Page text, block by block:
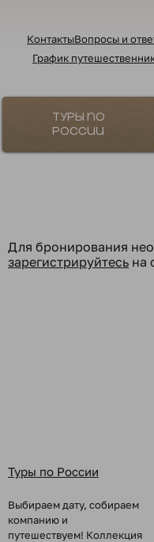
КонтактыВопросы и
График
Туры по
России
Для бронирования
зарегистрируйтесь на
Туры по России
Выбираем дату, собираем
компанию и
путешествуем! Коллекция